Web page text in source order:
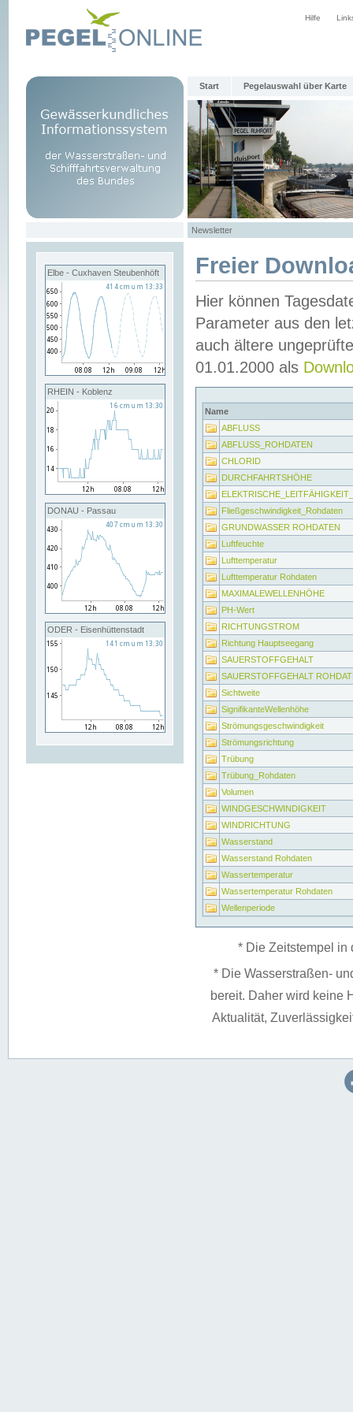
Hilfe
Start Pegelauswahl über Karte
Newsletter
Elbe - Cuxhaven Steubenhöft
RHEIN - Koblenz
DONAU - Passau
ODER - Eisenhüttenstadt
Freier
Hier können
Parameter aus den
auch ältere
01.01.2000 als
Name
ABFLUSS
ABFLUSS_ROHDATEN
CHLORID
DURCHFAHRTSHÖHE
Fließgeschwindigkeit_Rohdaten
GRUNDWASSER ROHDATEN
Luftfeuchte
Lufttemperatur
Lufttemperatur Rohdaten
MAXIMALEWELLENHÖHE
PH-Wert
RICHTUNGSTROM
Richtung Hauptseegang
SAUERSTOFFGEHALT
SAUERSTOFFGEHALT
Sichtweite
SignifikanteWellenhöhe
Strömungsgeschwindigkeit
Strömungsrichtung
Trübung
Trübung_Rohdaten
Volumen
WINDGESCHWINDIGKEIT
WINDRICHTUNG
Wasserstand
Wasserstand Rohdaten
Wassertemperatur
Wassertemperatur Rohdaten
Wellenperiode
* Die Zeitstempel in
* Die Wasserstraßen-
bereit. Daher wird keine
Aktualität,